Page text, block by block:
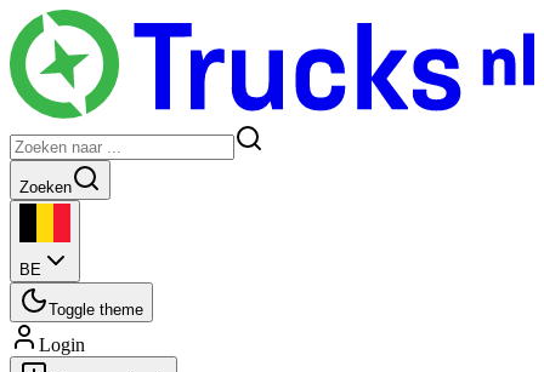
Zoeken
BE
Toggle theme
Login